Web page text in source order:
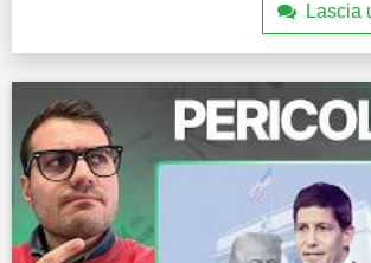
Lascia